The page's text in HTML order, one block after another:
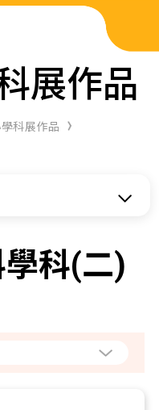
展作品
科展作品
科(二)